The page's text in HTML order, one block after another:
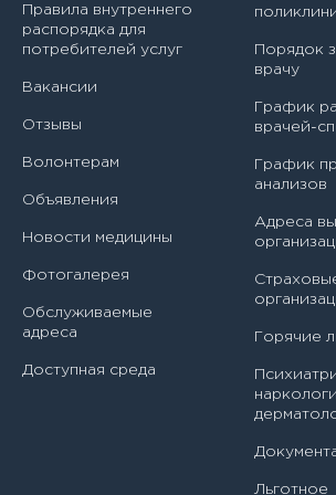
Правила внутреннего
распорядка для
потребителей услуг
Вакансии
Отзывы
Волонтерам
Объявления
Новости медицины
Фотогалерея
Обслуживаемые
адреса
Доступная среда
Порядок
врачу
График
врачей-
График
анализов
Адреса
Горячие
Льготное
Атласова Елена Владимировна
Байдала Наталия Николаевна
Балашов Станислав Леонидович
Балехова Наталья Евгеньевна
Басова Александра Дмитриевна
Бережная Елена Александровна
Бирюкова Александра
Врач-инфекционист
Врач-методист
Врач-невролог
Врач-педиатр
Врач-педиатр участковый
Врач-ревматолог
Врач-травматолог-ортопед